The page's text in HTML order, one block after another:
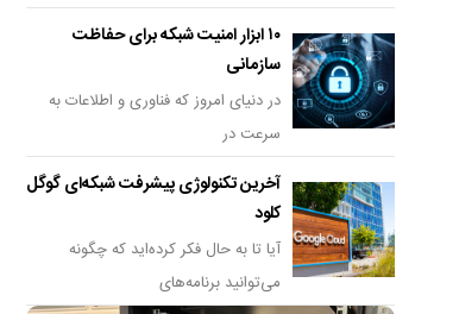
۱۰ ابزار امنیت شبکه برای حفاظت
سازمانی
در دنیای امروز که فناوری و اطلاعات به
سرعت در
آخرین تکنولوژی پیشرفت شبکه‌ای گوگل
کلود
آیا تا به حال فکر کرده‌اید که چگونه
می‌توانید برنامه‌های